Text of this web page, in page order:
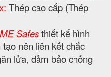
Thép cao cấp (Thép
Safesthiết kế hình
nên liên kết chắc
lửa, đảm bảo chống